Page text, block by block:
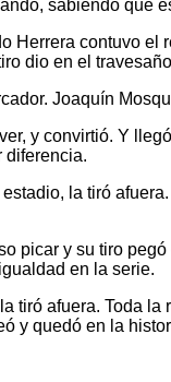
sabiendo que
Herrera contuvo el
dio en el
Joaquín
y convirtió. Y
diferencia.
la tiró
picar y su tiro
en la serie.
tiró afuera. Toda
y quedó en la